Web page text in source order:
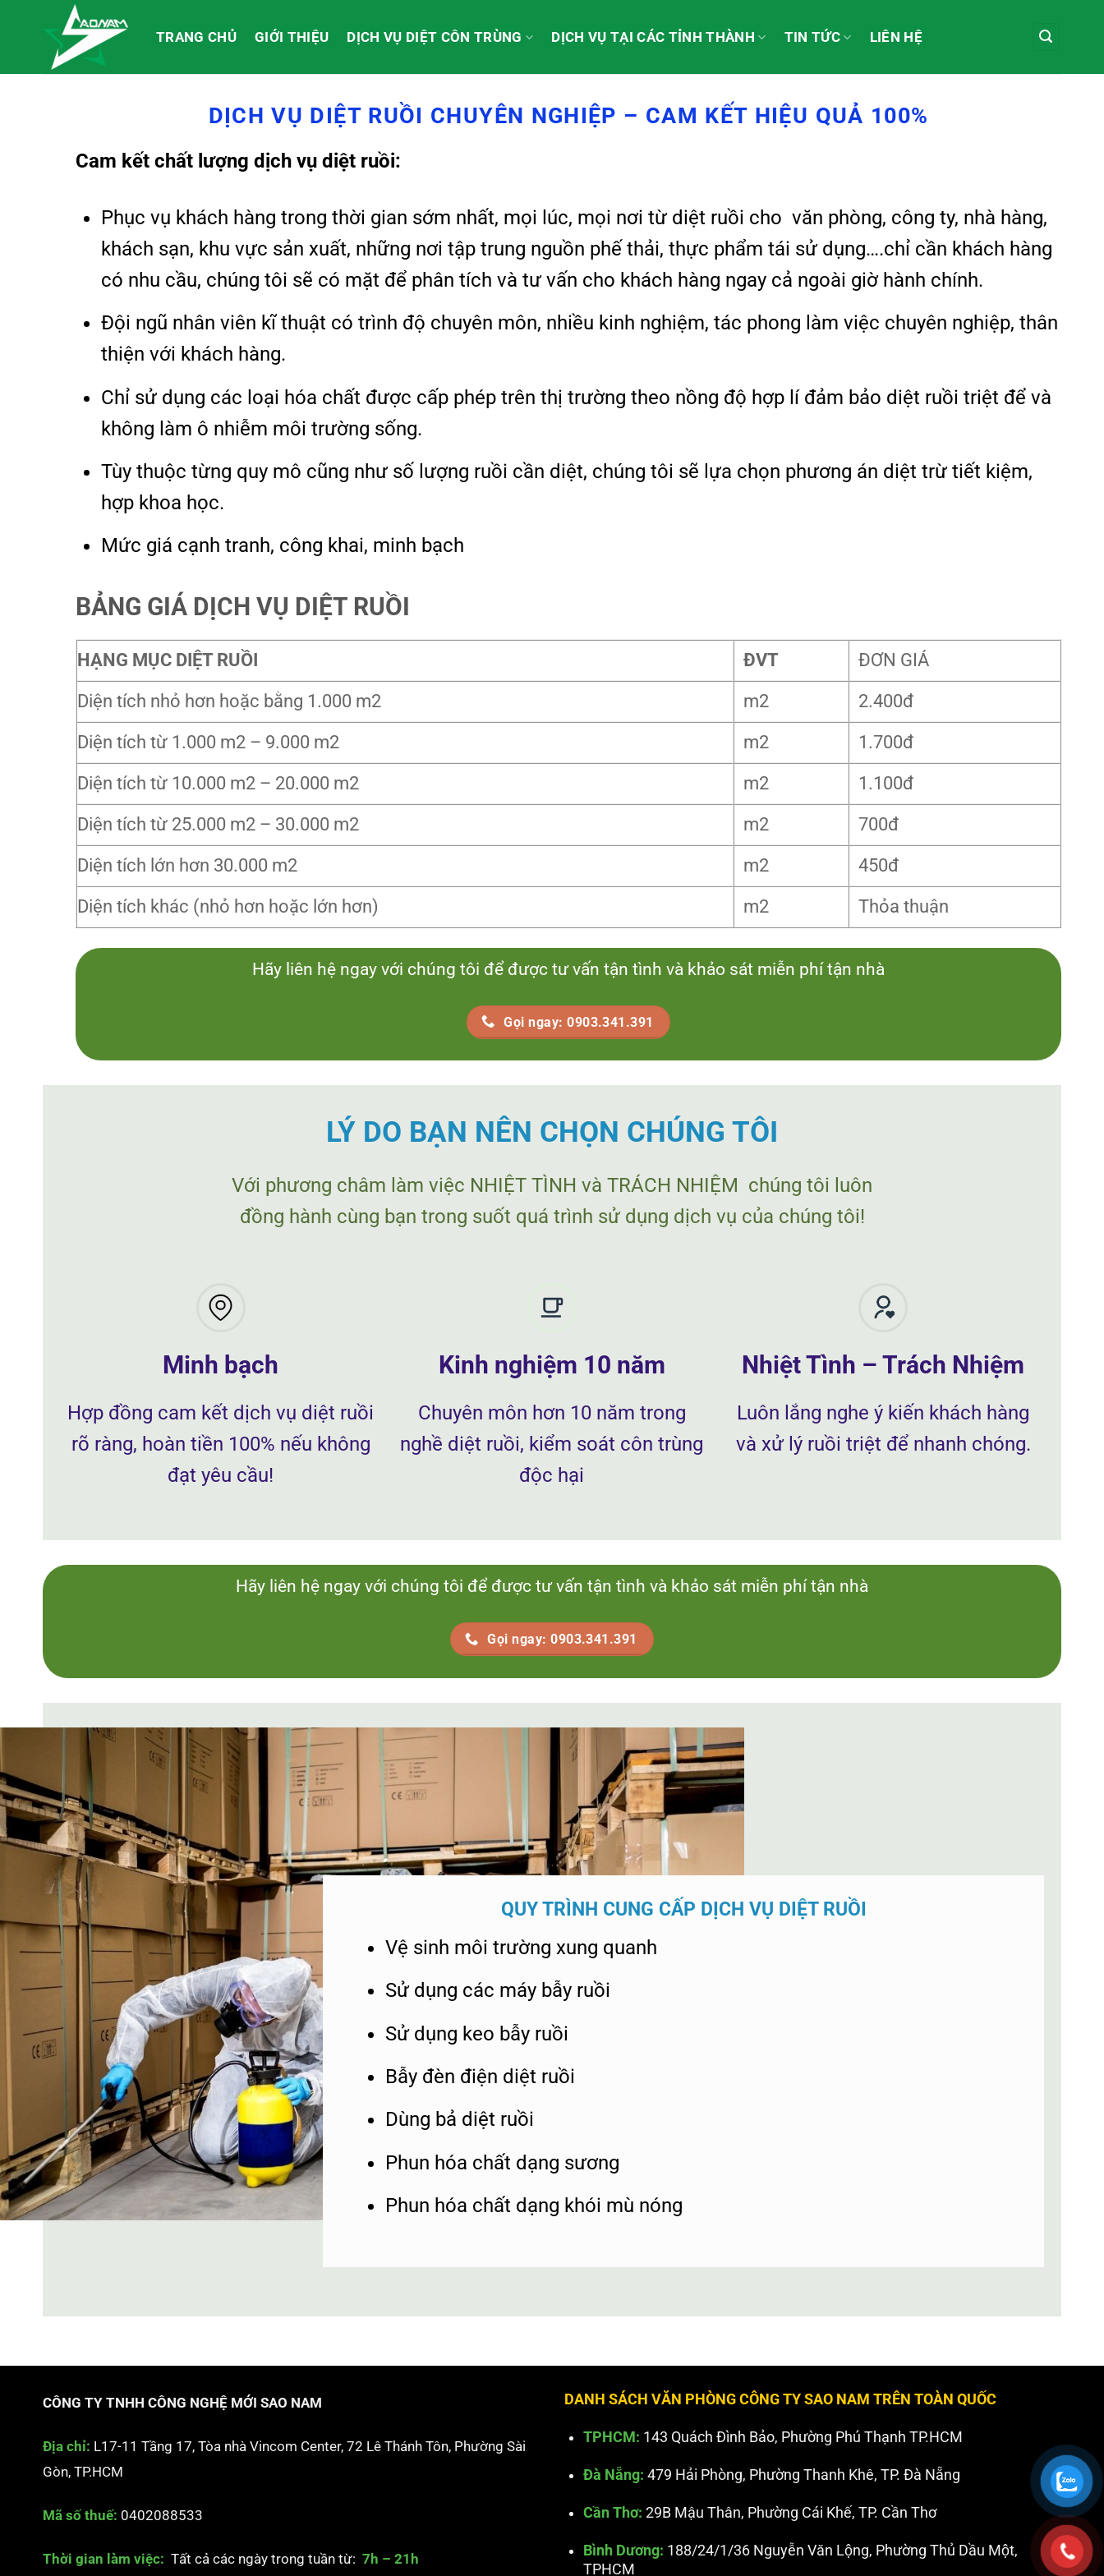
dung
TRANG CHỦ GIỚI THIỆU DỊCH VỤ DIỆT CÔN TRÙNG DỊCH VỤ TẠI CÁC TỈNH THÀNH TIN TỨC LIÊN HỆ
DỊCH VỤ DIỆT RUỒI CHUYÊN NGHIỆP – CAM KẾT HIỆU QUẢ 100%
Cam kết chất lượng dịch vụ diệt ruồi:
Phục vụ khách hàng trong thời gian sớm nhất, mọi lúc, mọi nơi từ diệt ruồi cho văn phòng, công ty, nhà hàng,
khách sạn, khu vực sản xuất, những nơi tập trung nguồn phế thải, thực phẩm tái sử dụng….chỉ cần khách hàng
có nhu cầu, chúng tôi sẽ có mặt để phân tích và tư vấn cho khách hàng ngay cả ngoài giờ hành chính.
Đội ngũ nhân viên kĩ thuật có trình độ chuyên môn, nhiều kinh nghiệm, tác phong làm việc chuyên nghiệp, thân
thiện với khách hàng.
Chỉ sử dụng các loại hóa chất được cấp phép trên thị trường theo nồng độ hợp lí đảm bảo diệt ruồi triệt để và
không làm ô nhiễm môi trường sống.
Tùy thuộc từng quy mô cũng như số lượng ruồi cần diệt, chúng tôi sẽ lựa chọn phương án diệt trừ tiết kiệm,
hợp khoa học.
Mức giá cạnh tranh, công khai, minh bạch
BẢNG GIÁ DỊCH VỤ DIỆT RUỒI
HẠNG MỤC DIỆT RUỒI ĐVT
ĐƠN GIÁ
Diện tích nhỏ hơn hoặc bằng 1.000 m2
m2
2.400đ
Diện tích từ 1.000 m2 – 9.000 m2
m2
1.700đ
Diện tích từ 10.000 m2 – 20.000 m2
m2
1.100đ
Diện tích từ 25.000 m2 – 30.000 m2
m2
700đ
Diện tích lớn hơn 30.000 m2
m2
450đ
Diện tích khác (nhỏ hơn hoặc lớn hơn)
m2 Thỏa thuận
Hãy liên hệ ngay với chúng tôi để được tư vấn tận tình và khảo sát miễn phí tận nhà
Gọi ngay: 0903.341.391
LÝ DO BẠN NÊN CHỌN CHÚNG TÔI
Với phương châm làm việc NHIỆT TÌNH và TRÁCH NHIỆM chúng tôi luôn
đồng hành cùng bạn trong suốt quá trình sử dụng dịch vụ của chúng tôi!
Minh bạch
Hợp đồng cam kết dịch vụ diệt ruồi
rõ ràng, hoàn tiền 100% nếu không
đạt yêu cầu!
Kinh nghiệm 10 năm
Chuyên môn hơn 10 năm trong
nghề diệt ruồi, kiểm soát côn trùng
độc hại
Nhiệt Tình – Trách Nhiệm
Luôn lắng nghe ý kiến khách hàng
và xử lý ruồi triệt để nhanh chóng.
Hãy liên hệ ngay với chúng tôi để được tư vấn tận tình và khảo sát miễn phí tận nhà
Gọi ngay: 0903.341.391
QUY TRÌNH CUNG CẤP DỊCH VỤ DIỆT RUỒI
Vệ sinh môi trường xung quanh
Sử dụng các máy bẫy ruồi
Sử dụng keo bẫy ruồi
Bẫy đèn điện diệt ruồi
Dùng bả diệt ruồi
Phun hóa chất dạng sương
Phun hóa chất dạng khói mù nóng
CÔNG TY TNHH CÔNG NGHỆ MỚI SAO NAM
Địa chỉ: L17-11 Tầng 17, Tòa nhà Vincom Center, 72 Lê Thánh Tôn, Phường Sài
Gòn, TP.HCM
Mã số thuế: 0402088533
Thời gian làm việc: Tất cả các ngày trong tuần từ: 7h – 21h
DANH SÁCH VĂN PHÒNG CÔNG TY SAO NAM TRÊN TOÀN QUỐC
TPHCM: 143 Quách Đình Bảo, Phường Phú Thạnh TP.HCM
Đà Nẵng: 479 Hải Phòng, Phường Thanh Khê, TP. Đà Nẵng
Cần Thơ: 29B Mậu Thân, Phường Cái Khế, TP. Cần Thơ
Bình Dương: 188/24/1/36 Nguyễn Văn Lộng, Phường Thủ Dầu Một,
TPHCM